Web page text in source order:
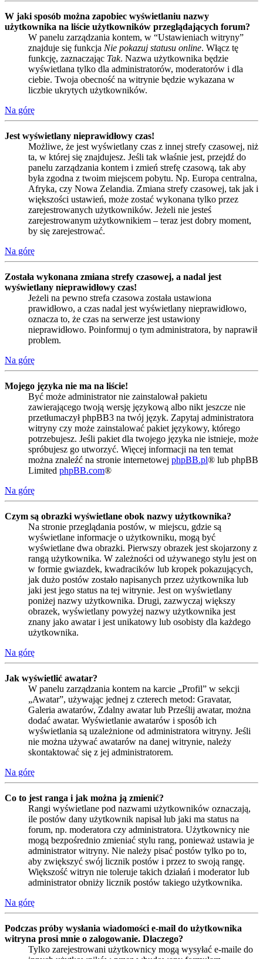
W jaki sposób można zapobiec wyświetlaniu nazwy
użytkownika na liście użytkowników przeglądających forum?
W panelu zarządzania kontem, w “Ustawieniach witryny”
znajduje się funkcja Nie pokazuj statusu online. Włącz tę
funkcję, zaznaczając Tak. Nazwa użytkownika będzie
wyświetlana tylko dla administratorów, moderatorów i dla
ciebie. Twoja obecność na witrynie będzie wykazana w
liczbie ukrytych użytkowników.
Na górę
Jest wyświetlany nieprawidłowy czas!
Możliwe, że jest wyświetlany czas z innej strefy czasowej, niż
ta, w której się znajdujesz. Jeśli tak właśnie jest, przejdź do
panelu zarządzania kontem i zmień strefę czasową, tak aby
była zgodna z twoim miejscem pobytu. Np. Europa centralna,
Afryka, czy Nowa Zelandia. Zmiana strefy czasowej, tak jak i
większości ustawień, może zostać wykonana tylko przez
zarejestrowanych użytkowników. Jeżeli nie jesteś
zarejestrowanym użytkownikiem – teraz jest dobry moment,
by się zarejestrować.
Na górę
Została wykonana zmiana strefy czasowej, a nadal jest
wyświetlany nieprawidłowy czas!
Jeżeli na pewno strefa czasowa została ustawiona
prawidłowo, a czas nadal jest wyświetlany nieprawidłowo,
oznacza to, że czas na serwerze jest ustawiony
nieprawidłowo. Poinformuj o tym administratora, by naprawił
problem.
Na górę
Mojego języka nie ma na liście!
Być może administrator nie zainstalował pakietu
zawierającego twoją wersję językową albo nikt jeszcze nie
przetłumaczył phpBB3 na twój język. Zapytaj administratora
witryny czy może zainstalować pakiet językowy, którego
potrzebujesz. Jeśli pakiet dla twojego języka nie istnieje, może
spróbujesz go utworzyć. Więcej informacji na ten temat
można znaleźć na stronie internetowej phpBB.pl® lub phpBB
Limited phpBB.com®
Na górę
Czym są obrazki wyświetlane obok nazwy użytkownika?
Na stronie przeglądania postów, w miejscu, gdzie są
wyświetlane informacje o użytkowniku, mogą być
wyświetlane dwa obrazki. Pierwszy obrazek jest skojarzony z
rangą użytkownika. W zależności od używanego stylu jest on
w formie gwiazdek, kwadracików lub kropek pokazujących,
jak dużo postów zostało napisanych przez użytkownika lub
jaki jest jego status na tej witrynie. Jest on wyświetlany
poniżej nazwy użytkownika. Drugi, zazwyczaj większy
obrazek, wyświetlany powyżej nazwy użytkownika jest
znany jako awatar i jest unikatowy lub osobisty dla każdego
użytkownika.
Na górę
Jak wyświetlić awatar?
W panelu zarządzania kontem na karcie „Profil” w sekcji
„Awatar”, używając jednej z czterech metod: Gravatar,
Galeria awatarów, Zdalny awatar lub Prześlij awatar, można
dodać awatar. Wyświetlanie awatarów i sposób ich
wyświetlania są uzależnione od administratora witryny. Jeśli
nie można używać awatarów na danej witrynie, należy
skontaktować się z jej administratorem.
Na górę
Co to jest ranga i jak można ją zmienić?
Rangi wyświetlane pod nazwami użytkowników oznaczają,
ile postów dany użytkownik napisał lub jaki ma status na
forum, np. moderatora czy administratora. Użytkownicy nie
mogą bezpośrednio zmieniać stylu rang, ponieważ ustawia je
administrator witryny. Nie należy pisać postów tylko po to,
aby zwiększyć swój licznik postów i przez to swoją rangę.
Większość witryn nie toleruje takich działań i moderator lub
administrator obniży licznik postów takiego użytkownika.
Na górę
Podczas próby wysłania wiadomości e-mail do użytkownika
witryna prosi mnie o zalogowanie. Dlaczego?
Tylko zarejestrowani użytkownicy mogą wysyłać e-maile do